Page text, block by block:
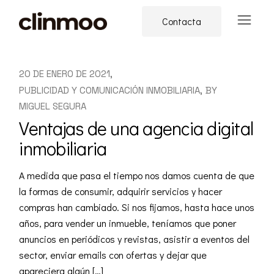
content
Contacta
20 DE ENERO DE 2021
PUBLICIDAD Y COMUNICACIÓN INMOBILIARIA BY
MIGUEL SEGURA
Ventajas de una agencia digital
inmobiliaria
A medida que pasa el tiempo nos damos cuenta de que
la formas de consumir, adquirir servicios y hacer
compras han cambiado. Si nos fijamos, hasta hace unos
años, para vender un inmueble, teníamos que poner
anuncios en periódicos y revistas, asistir a eventos del
sector, enviar emails con ofertas y dejar que
apareciera algún […]